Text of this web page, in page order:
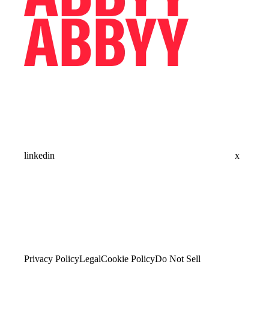
linkedin x
Privacy PolicyLegalCookie PolicyDo Not Sell